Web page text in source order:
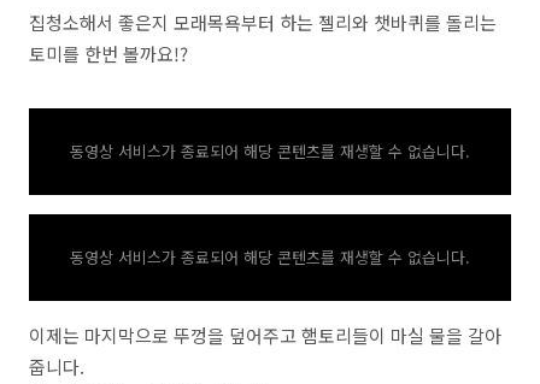
집청소해서 좋은지 모래목욕부터 하는 젤리와 챗바퀴를 돌리는
토미를 한번 볼까요!?
동영상 서비스가 종료되어 해당 콘텐츠를 재생할 수 없습니다.
동영상 서비스가 종료되어 해당 콘텐츠를 재생할 수 없습니다.
이제는 마지막으로 뚜껑을 덮어주고 햄토리들이 마실 물을 갈아
줍니다.